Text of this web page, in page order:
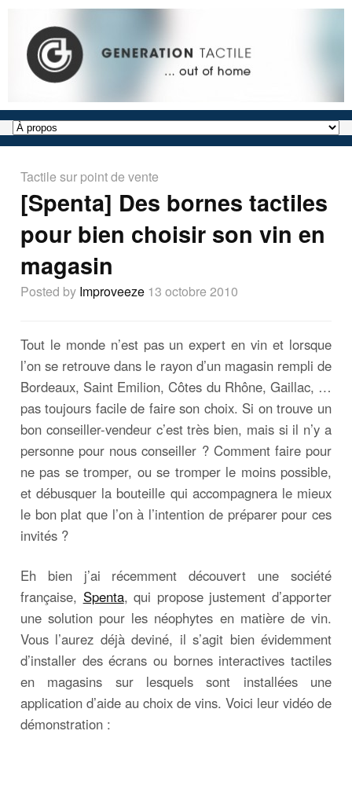
Tactile sur point de vente
[Spenta] Des bornes tactiles
pour bien choisir son vin en
magasin
Posted by Improveeze 13 octobre 2010
Tout le monde n’est pas un expert en vin et lorsque
l’on se retrouve dans le rayon d’un magasin rempli de
Bordeaux, Saint Emilion, Côtes du Rhône, Gaillac, …
pas toujours facile de faire son choix. Si on trouve un
bon conseiller-vendeur c’est très bien, mais si il n’y a
personne pour nous conseiller ? Comment faire pour
ne pas se tromper, ou se tromper le moins possible,
et débusquer la bouteille qui accompagnera le mieux
le bon plat que l’on à l’intention de préparer pour ces
invités ?
Eh bien j’ai récemment découvert une société
française, Spenta, qui propose justement d’apporter
une solution pour les néophytes en matière de vin.
Vous l’aurez déjà deviné, il s’agit bien évidemment
d’installer des écrans ou bornes interactives tactiles
en magasins sur lesquels sont installées une
application d’aide au choix de vins. Voici leur vidéo de
démonstration :